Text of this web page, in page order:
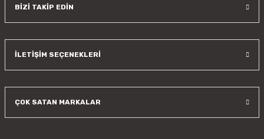
BİZİ TAKİP EDİN
İLETİŞİM SEÇENEKLERİ
ÇOK SATAN MARKALAR